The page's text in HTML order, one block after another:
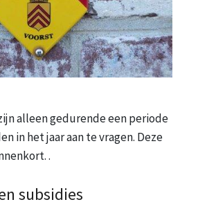
alleen gedurende een periode
in het jaar aan te vragen. Deze
.
subsidies